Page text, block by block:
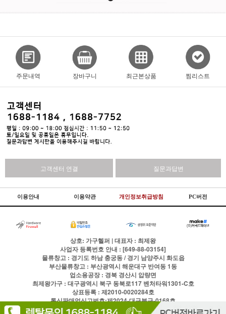
주문내역 장바구니 최근본상품 찜리스트
고객센터 연결 질문과답변
이용안내 이용약관 개인정보취급방침 PC버전
상호: 가구헬퍼 | 대표자 : 최제왕
사업자 등록번호 안내 : [649-88-03154]
물류창고 : 경기도 하남 충궁동 / 경기 남양주시 화도읍
부산물류창고 : 부산광역시 해운대구 반여동 1동
업소용공장 : 경북 경산시 압량면
최제왕가구 : 대구광역시 북구 동북로117 벤처타워1301-C호
상표등록 : 제2010-0020284호
통신판매업신고번호:제2024-대구북구-0168호
전화1688-1184팩스